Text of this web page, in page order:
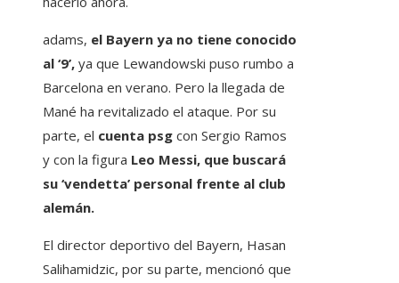
adams, el Bayern ya no tiene conocido
al ‘9’, ya que Lewandowski puso rumbo a
Barcelona en verano. Pero la llegada de
Mané ha revitalizado el ataque. Por su
parte, el cuenta psg con Sergio Ramos
y con la figura Leo Messi, que buscará
su ‘vendetta’ personal frente al club
alemán.
El director deportivo del Bayern, Hasan
Salihamidzic, por su parte, mencionó que